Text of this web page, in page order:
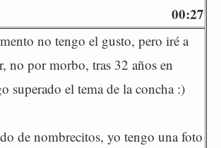
00:27
no tengo el gusto, pero iré a
no por morbo, tras 32 años en
superado el tema de la concha :)
de nombrecitos, yo tengo una foto